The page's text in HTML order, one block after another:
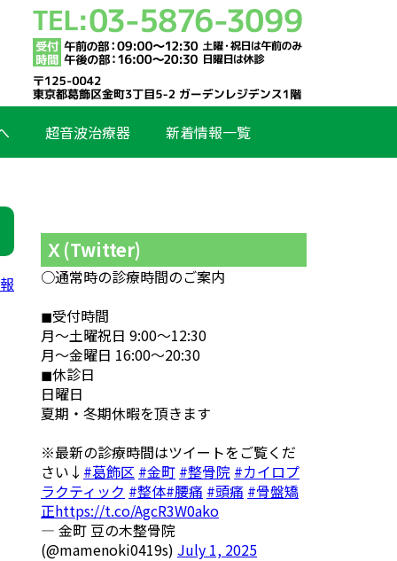
超音波治療器 新着情報一覧
Ｘ(Twitter)
○通常時の診療時間のご案内
◼︎受付時間
月～土曜祝日 9:00～12:30
月～金曜日 16:00～20:30
◼︎休診日
日曜日
夏期・冬期休暇を頂きます
※最新の診療時間はツイートをご覧くだ
さい↓ #葛飾区 #金町 #整骨院 #カイロプ
ラクティック #整体#腰痛 #頭痛 #骨盤矯
正https://t.co/AgcR3W0ako
— 金町 豆の木整骨院
(@mamenoki0419s) July 1, 2025